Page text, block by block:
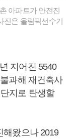
아파트가 안전진
진은 올림픽선수기
지어진 5540
과해 재건축사
지로 탄생할
해왔으나 2019